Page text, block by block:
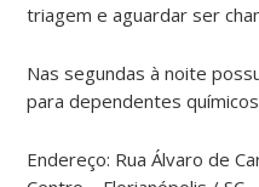
triagem e aguardar ser
Nas segundas à noite
para dependentes
Endereço: Rua Álvaro de